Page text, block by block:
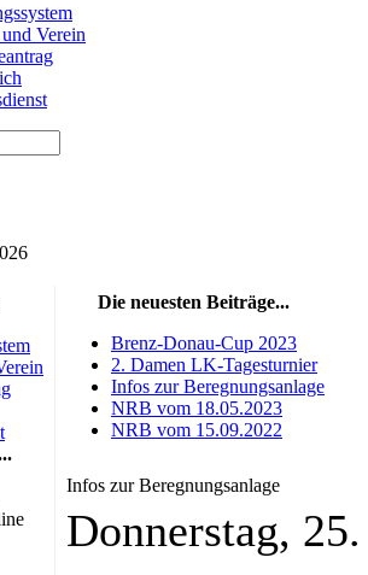
Verein
Die neuesten Beiträge...
Brenz-Donau-Cup 2023
2. Damen LK-Tagesturnier
Infos zur Beregnungsanlage
NRB vom 18.05.2023
NRB vom 15.09.2022
Infos zur Beregnungsanlage
Donnerstag,